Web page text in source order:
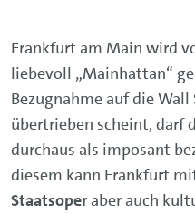
Frankfurt am Main wird
liebevoll „Mainhattan“
Bezugnahme auf die
übertrieben scheint, darf
durchaus als imposant
diesem kann Frankfurt
Staatsoperaber auch